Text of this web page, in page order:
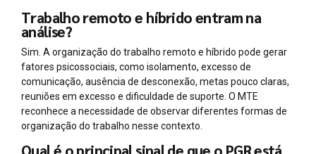
Trabalho remoto e híbrido entram na
análise?
Sim. A organização do trabalho remoto e híbrido pode gerar
fatores psicossociais, como isolamento, excesso de
comunicação, ausência de desconexão, metas pouco claras,
reuniões em excesso e dificuldade de suporte. O MTE
reconhece a necessidade de observar diferentes formas de
organização do trabalho nesse contexto.
Qual é o principal sinal de que o PGR está